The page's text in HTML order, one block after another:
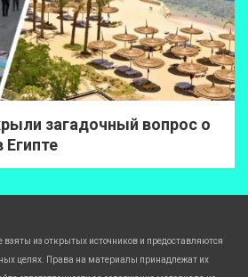
загадочный вопрос о
Египте
из открытых источников и предоставляются
целях. Права на материалы принадлежат их